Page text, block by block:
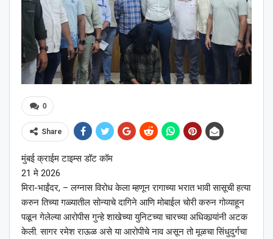
0
Share
मुंबई क्राईम टाइम्स डॉट कॉम
21 मे 2026
मिरा-भाईंदर, – लग्नास विरोध केला म्हणून रागाच्या भरात भावी सासूची हत्या
करुन तिच्या गळ्यातील सोन्याचे दागिने आणि मोबाईल चोरी करुन गोव्याहून
पळून गेलेल्या आरोपीस गुन्हे शाखेच्या युनिटच्या चारच्या अधिकार्‍यांनी अटक
केली. सागर रमेश राऊळ असे या आरोपीचे नाव असून तो मूळचा सिंधुदुर्गचा